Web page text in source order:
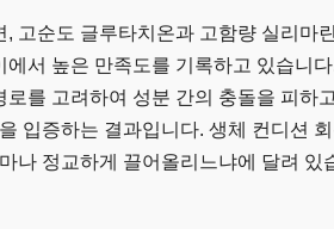
고순도 글루타치온과 고함량 실리마
서 높은 만족도를 기록하고 있습니다.
를 고려하여 성분 간의 충돌을 피하고
입증하는 결과입니다. 생체 컨디션
나 정교하게 끌어올리느냐에 달려 있